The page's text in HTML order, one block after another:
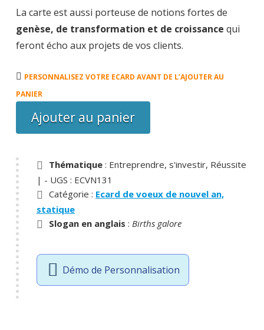
La carte est aussi porteuse de notions fortes de
genèse, de transformation et de croissance qui
feront écho aux projets de vos clients.
quantité
de
Eclosions
foison
PERSONNALISEZ VOTRE ECARD AVANT DE L’AJOUTER AU
PANIER
Ajouter au panier
Thématique: Entreprendre, s'investir, Réussite
| - UGS : ECVN131
Catégorie : Ecard de voeux de nouvel an,
statique
Slogan en anglais : Births galore
Démo de Personnalisation